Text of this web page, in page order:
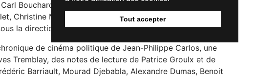
Tout accepter
Bouchard, Jonas Campion, Lucile Chaput, Caroline
Christine Machiels, Jean-Michel Turcotte, Luca Sollai et
la direction de Jonas Campion et Marc Bergère.
de cinéma politique de Jean-Philippe Carlos, une
Tremblay, des notes de lecture de Patrice Groulx et de
Barriault, Mourad Djebabla, Alexandre Dumas, Benoit